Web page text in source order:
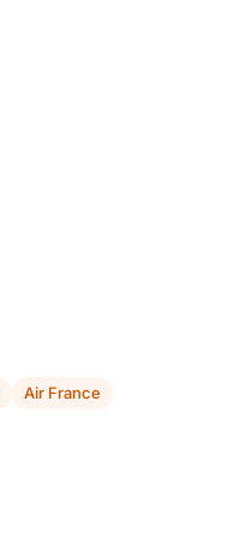
Air France